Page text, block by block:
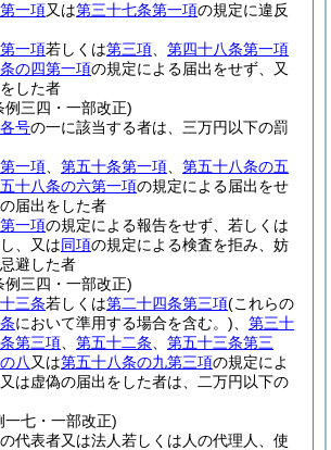
一項又は第三十七条第一項の規定に違反
一項若しくは第三項
第四十八条第一項
の四第一項の規定による届出をせず、又
した者
例三四・一部改正)
号の一に該当する者は、三万円以下の罰
一項 第五十条第一項
第五十八条の五
十八条の六第一項の規定による届出をせ
届出をした者
一項の規定による報告をせず、若しくは
、又は同項の規定による検査を拒み、妨
避した者
例三四・一部改正)
三条若しくは第二十四条第三項(これらの
において準用する場合を含む。)
第三十
第三項 第五十二条
第五十三条第三
八 又は第五十八条の九第三項の規定によ
は虚偽の届出をした者は、二万円以下の
一七・一部改正)
代表者又は法人若しくは人の代理人、使